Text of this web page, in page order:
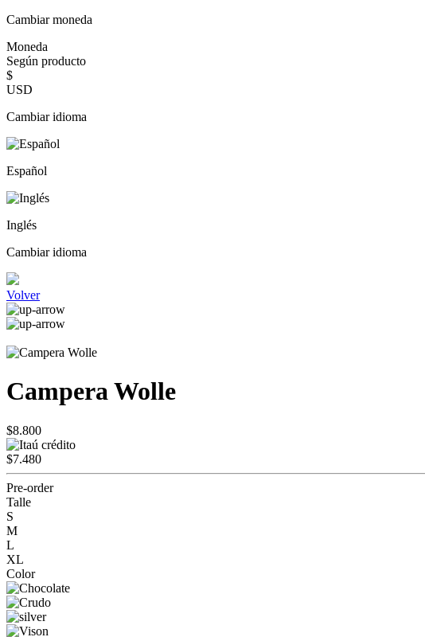
Cambiar moneda
Moneda
Según producto
$
USD
Cambiar idioma
Español
Inglés
Cambiar idioma
Volver
Campera Wolle
$8.800
$7.480
Pre-order
Talle
S
M
L
XL
Color